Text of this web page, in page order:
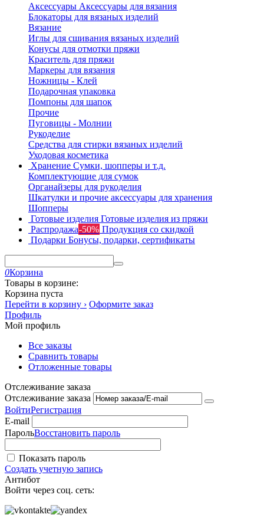
Аксессуары Аксессуары для вязания
Блокаторы для вязаных изделий
Вязание
Иглы для сшивания вязаных изделий
Конусы для отмотки пряжи
Краситель для пряжи
Маркеры для вязания
Ножницы - Клей
Подарочная упаковка
Помпоны для шапок
Прочие
Пуговицы - Молнии
Рукоделие
Средства для стирки вязаных изделий
Уходовая косметика
Хранение Сумки, шопперы и т.д.
Комплектующие для сумок
Органайзеры для рукоделия
Шкатулки и прочие аксессуары для хранения
Шопперы
Готовые изделия Готовые изделия из пряжи
Распродажа-50% Продукция со скидкой
Подарки Бонусы, подарки, сертификаты
0Корзина
Товары в корзине:
Корзина пуста
Перейти в корзину › Оформите заказ
Профиль
Мой профиль
Все заказы
Сравнить товары
Отложенные товары
Отслеживание заказа
Отслеживание заказа
ВойтиРегистрация
E-mail
ПарольВосстановить пароль
Показать пароль
Создать учетную запись
Антибот
Войти через соц. сеть: